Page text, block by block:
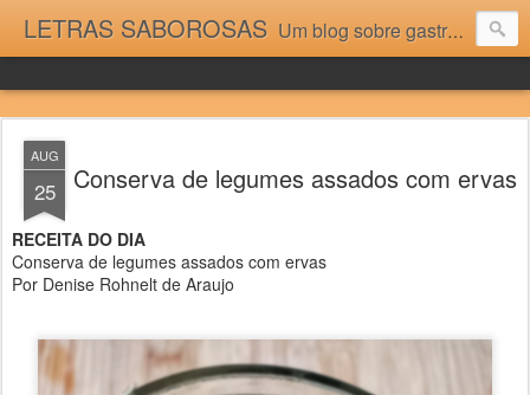
LETRAS SABOROSAS Um blog sobre gastronomia para as pessoas que gostam da boa cozinha. Dicas, receitas, notícias gastronômicas e viagens do Caburaí ao Chuí. Vou adorar tê-los na minha cozinha acima do Equador.
AUG
25 Conserva de legumes assados com ervas
RECEITA DO DIA
Conserva de legumes assados com ervas
Por Denise Rohnelt de Araujo